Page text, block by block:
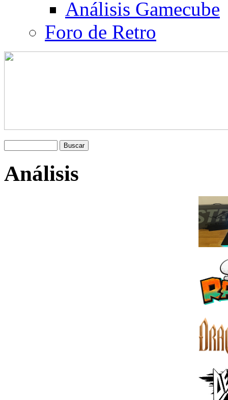
Análisis Gamecube
Foro de Retro
Análisis